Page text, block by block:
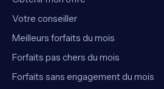
Votre conseiller
Meilleurs forfaits du mois
Forfaits pas chers du mois
Forfaits sans engagement du mois